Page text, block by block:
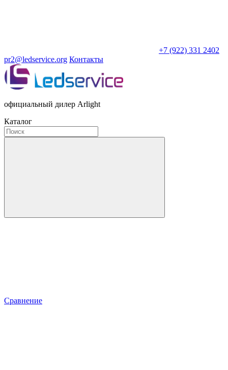
+7 (922) 331 2402
pr2@ledservice.org Контакты
официальный дилер Arlight
Каталог
Сравнение